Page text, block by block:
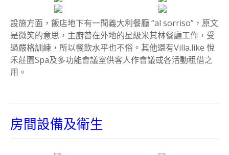
設施方面，飯店地下有一間義大利餐廳 “al sorriso”，原文
是微笑的意思，主廚曾在外地的星級米其林餐廳工作，受
過嚴格訓練，所以餐飲水平也不俗。其他還有Villa.like 悅
禾莊園Spa及多功能會議室供客人作會議或各活動租借之
用。
房間設備及衛生